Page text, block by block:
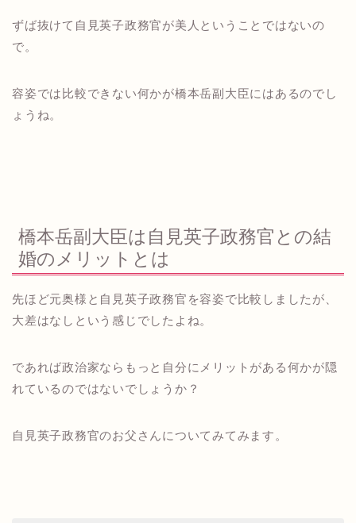
ずば抜けて自見英子政務官が美人ということではないの
で。
容姿では比較できない何かが橋本岳副大臣にはあるのでし
ょうね。
橋本岳副大臣は自見英子政務官との結
婚のメリットとは
先ほど元奥様と自見英子政務官を容姿で比較しましたが、
大差はなしという感じでしたよね。
であれば政治家ならもっと自分にメリットがある何かが隠
れているのではないでしょうか？
自見英子政務官のお父さんについてみてみます。